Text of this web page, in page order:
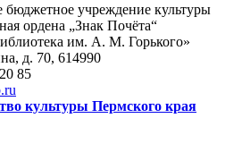
бюджетное учреждение культуры
ордена „Знак Почёта“
им. А. М. Горького»
д. 70, 614990
85
культуры Пермского края